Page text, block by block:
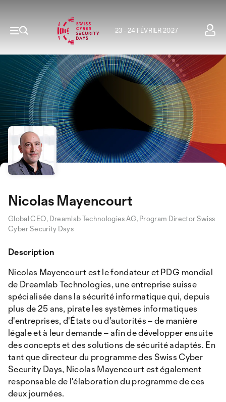
23 - 24 FÉVRIER 2027
Nicolas Mayencourt
Global CEO, Dreamlab Technologies AG, Program Director Swiss
Cyber Security Days
Description
Nicolas Mayencourt est le fondateur et PDG mondial
de Dreamlab Technologies, une entreprise suisse
spécialisée dans la sécurité informatique qui, depuis
plus de 25 ans, pirate les systèmes informatiques
d'entreprises, d'États ou d'autorités – de manière
légale et à leur demande – afin de développer ensuite
des concepts et des solutions de sécurité adaptés. En
tant que directeur du programme des Swiss Cyber
Security Days, Nicolas Mayencourt est également
responsable de l'élaboration du programme de ces
deux journées.